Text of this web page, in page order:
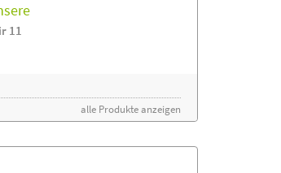
11
alle Produkte anzeigen